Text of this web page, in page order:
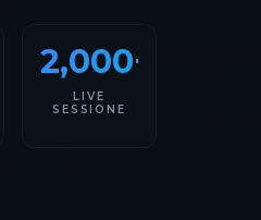
2,000+
LIVE
SESSIONE